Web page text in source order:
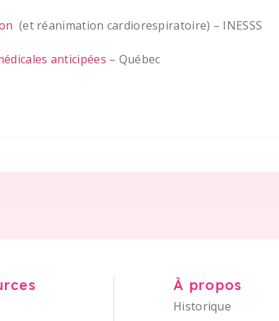
(et réanimation cardiorespiratoire) – INESSS
anticipées – Québec
À propos
Historique